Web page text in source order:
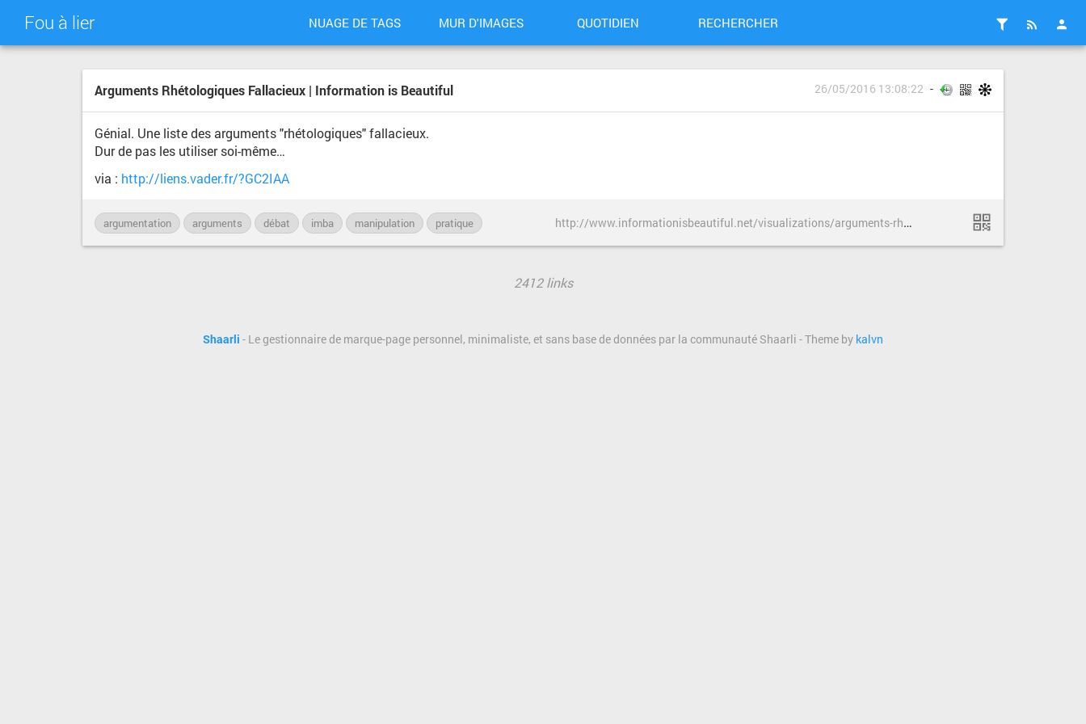
Fou à lier NUAGE DE TAGS MUR D'IMAGES QUOTIDIEN RECHERCHER
Arguments Rhétologiques Fallacieux | Information is Beautiful 26/05/2016 13:08:22
Génial. Une liste des arguments "rhétologiques" fallacieux.
Dur de pas les utiliser soi-même…
via : http://liens.vader.fr/?GC2IAA
argumentation arguments débat imba manipulation pratique h
ttp://www.informationisbeautiful.net/visualizations/arguments-rhetologiques-fallacieux/
2412 links
Shaarli - Le gestionnaire de marque-page personnel, minimaliste, et sans base de données par la communauté Shaarli - Theme by kalvn